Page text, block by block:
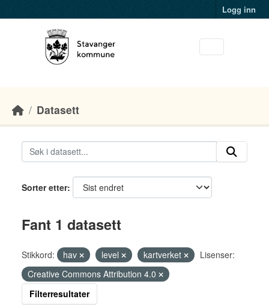
Logg inn
Datasett
Sorter etter
Fant 1 datasett
Stikkord: hav level kartverket
Lisenser:
Creative Commons Attribution 4.0
Filterresultater